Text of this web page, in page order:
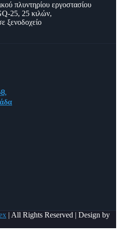
πλυντηρίου εργοστασίου
25, 25 κιλών,
ξενοδοχείο
| All Rights Reserved | Design by